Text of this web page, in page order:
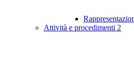
Attività e procedimenti 2